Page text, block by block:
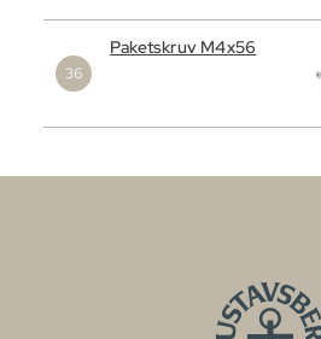
Paketskruv M4x56